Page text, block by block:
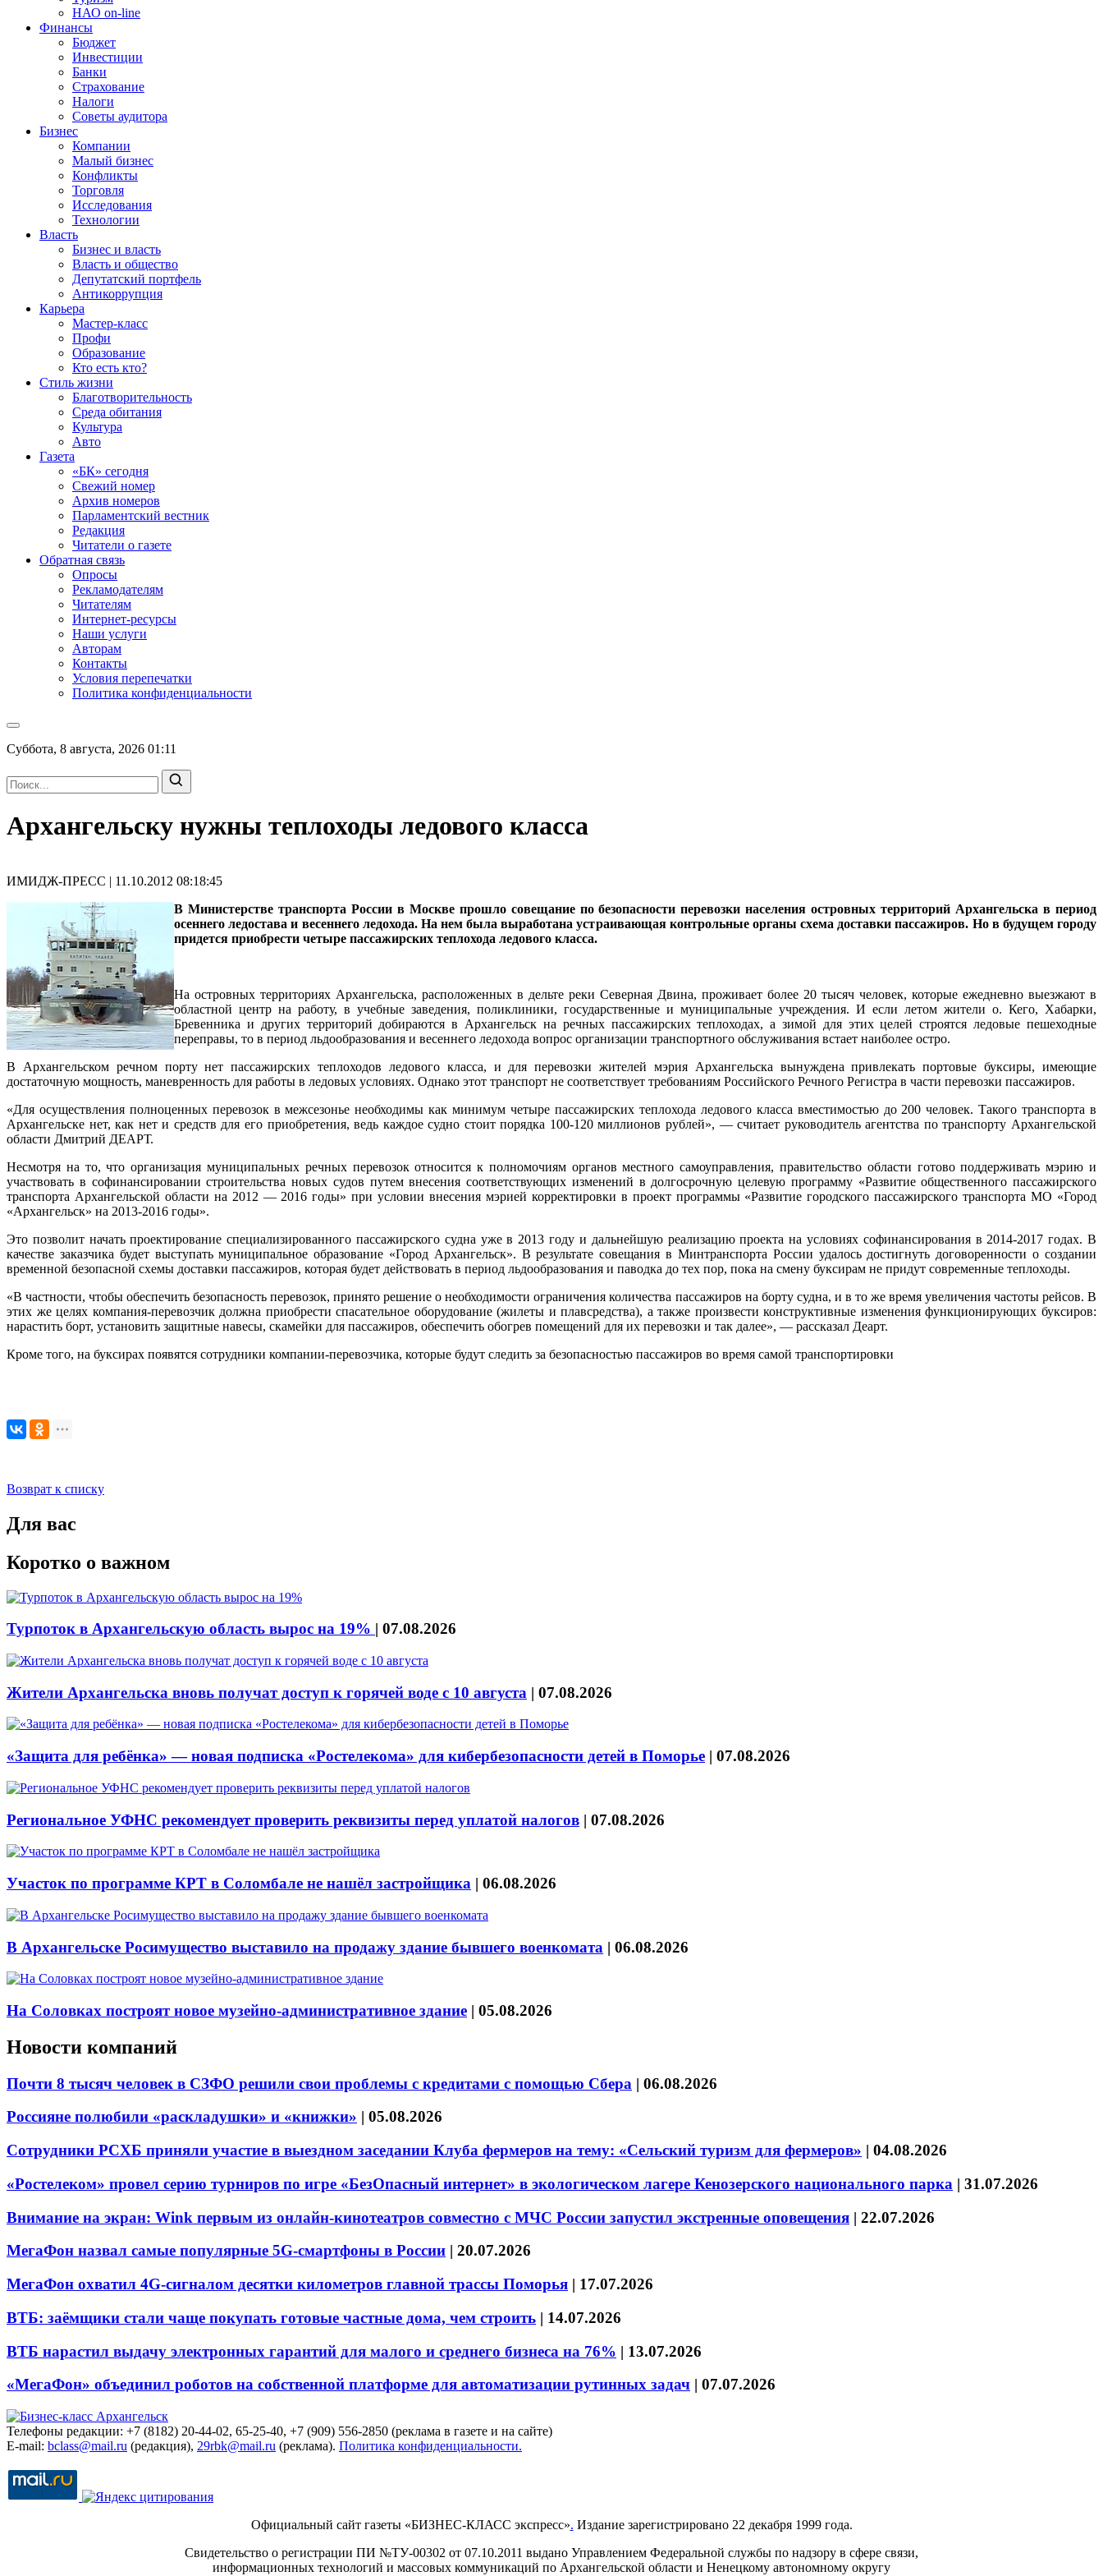
НАО on-line
Финансы
Бюджет
Инвестиции
Банки
Страхование
Налоги
Советы аудитора
Бизнес
Компании
Малый бизнес
Конфликты
Торговля
Исследования
Технологии
Власть
Бизнес и власть
Власть и общество
Депутатский портфель
Антикоррупция
Карьера
Мастер-класс
Профи
Образование
Кто есть кто?
Стиль жизни
Благотворительность
Среда обитания
Культура
Авто
Газета
«БК» сегодня
Свежий номер
Архив номеров
Парламентский вестник
Редакция
Читатели о газете
Обратная связь
Опросы
Рекламодателям
Читателям
Интернет-ресурсы
Наши услуги
Авторам
Контакты
Условия перепечатки
Политика конфиденциальности
Суббота, 8 августа, 2026 01:11
Архангельску нужны теплоходы ледового класса
ИМИДЖ-ПРЕСС | 11.10.2012 08:18:45
В Министерстве транспорта России в Москве прошло совещание по безопасности перевозки населения островных территорий Архангельска в период
осеннего ледостава и весеннего ледохода. На нем была выработана устраивающая контрольные органы схема доставки пассажиров. Но в будущем городу
придется приобрести четыре пассажирских теплохода ледового класса.
На островных территориях Архангельска, расположенных в дельте реки Северная Двина, проживает более 20 тысяч человек, которые ежедневно выезжают в
областной центр на работу, в учебные заведения, поликлиники, государственные и муниципальные учреждения. И если летом жители о. Кего, Хабарки,
Бревенника и других территорий добираются в Архангельск на речных пассажирских теплоходах, а зимой для этих целей строятся ледовые пешеходные
переправы, то в период льдообразования и весеннего ледохода вопрос организации транспортного обслуживания встает наиболее остро.
В Архангельском речном порту нет пассажирских теплоходов ледового класса, и для перевозки жителей мэрия Архангельска вынуждена привлекать портовые буксиры, имеющие
достаточную мощность, маневренность для работы в ледовых условиях. Однако этот транспорт не соответствует требованиям Российского Речного Регистра в части перевозки пассажиров.
«Для осуществления полноценных перевозок в межсезонье необходимы как минимум четыре пассажирских теплохода ледового класса вместимостью до 200 человек. Такого транспорта в
Архангельске нет, как нет и средств для его приобретения, ведь каждое судно стоит порядка 100-120 миллионов рублей», — считает руководитель агентства по транспорту Архангельской
области Дмитрий ДЕАРТ.
Несмотря на то, что организация муниципальных речных перевозок относится к полномочиям органов местного самоуправления, правительство области готово поддерживать мэрию и
участвовать в софинансировании строительства новых судов путем внесения соответствующих изменений в долгосрочную целевую программу «Развитие общественного пассажирского
транспорта Архангельской области на 2012 — 2016 годы» при условии внесения мэрией корректировки в проект программы «Развитие городского пассажирского транспорта МО «Город
«Архангельск» на 2013-2016 годы».
Это позволит начать проектирование специализированного пассажирского судна уже в 2013 году и дальнейшую реализацию проекта на условиях софинансирования в 2014-2017 годах. В
качестве заказчика будет выступать муниципальное образование «Город Архангельск». В результате совещания в Минтранспорта России удалось достигнуть договоренности о создании
временной безопасной схемы доставки пассажиров, которая будет действовать в период льдообразования и паводка до тех пор, пока на смену буксирам не придут современные теплоходы.
«В частности, чтобы обеспечить безопасность перевозок, принято решение о необходимости ограничения количества пассажиров на борту судна, и в то же время увеличения частоты рейсов. В
этих же целях компания-перевозчик должна приобрести спасательное оборудование (жилеты и плавсредства), а также произвести конструктивные изменения функционирующих буксиров:
нарастить борт, установить защитные навесы, скамейки для пассажиров, обеспечить обогрев помещений для их перевозки и так далее», — рассказал Деарт.
Кроме того, на буксирах появятся сотрудники компании-перевозчика, которые будут следить за безопасностью пассажиров во время самой транспортировки
Возврат к списку
Для вас
Коротко о важном
Турпоток в Архангельскую область вырос на 19% | 07.08.2026
Жители Архангельска вновь получат доступ к горячей воде с 10 августа | 07.08.2026
«Защита для ребёнка» — новая подписка «Ростелекома» для кибербезопасности детей в Поморье | 07.08.2026
Региональное УФНС рекомендует проверить реквизиты перед уплатой налогов | 07.08.2026
Участок по программе КРТ в Соломбале не нашёл застройщика | 06.08.2026
В Архангельске Росимущество выставило на продажу здание бывшего военкомата | 06.08.2026
На Соловках построят новое музейно-административное здание | 05.08.2026
Новости компаний
Почти 8 тысяч человек в СЗФО решили свои проблемы с кредитами с помощью Сбера | 06.08.2026
Россияне полюбили «раскладушки» и «книжки» | 05.08.2026
Сотрудники РСХБ приняли участие в выездном заседании Клуба фермеров на тему: «Сельский туризм для фермеров» | 04.08.2026
«Ростелеком» провел серию турниров по игре «БезОпасный интернет» в экологическом лагере Кенозерского национального парка | 31.07.2026
Внимание на экран: Wink первым из онлайн-кинотеатров совместно с МЧС России запустил экстренные оповещения | 22.07.2026
МегаФон назвал самые популярные 5G-смартфоны в России | 20.07.2026
МегаФон охватил 4G-сигналом десятки километров главной трассы Поморья | 17.07.2026
ВТБ: заёмщики стали чаще покупать готовые частные дома, чем строить | 14.07.2026
ВТБ нарастил выдачу электронных гарантий для малого и среднего бизнеса на 76% | 13.07.2026
«МегаФон» объединил роботов на собственной платформе для автоматизации рутинных задач | 07.07.2026
Телефоны редакции: +7 (8182) 20-44-02, 65-25-40, +7 (909) 556-2850 (реклама в газете и на сайте)
E-mail: bclass@mail.ru (редакция), 29rbk@mail.ru (реклама). Политика конфиденциальности.
Официальный сайт газеты «БИЗНЕС-КЛАСС экспресс». Издание зарегистрировано 22 декабря 1999 года.
Свидетельство о регистрации ПИ №ТУ-00302 от 07.10.2011 выдано Управлением Федеральной службы по надзору в сфере связи,
информационных технологий и массовых коммуникаций по Архангельской области и Ненецкому автономному округу